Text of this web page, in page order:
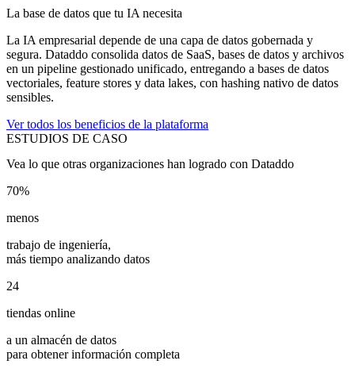
La base de datos que tu IA necesita
La IA empresarial depende de una capa de datos gobernada y
segura. Dataddo consolida datos de SaaS, bases de datos y archivos
en un pipeline gestionado unificado, entregando a bases de datos
vectoriales, feature stores y data lakes, con hashing nativo de datos
sensibles.
Ver todos los beneficios de la plataforma
ESTUDIOS DE CASO
Vea lo que otras organizaciones han logrado con Dataddo
70%
menos
trabajo de ingeniería,
más tiempo analizando datos
24
tiendas online
a un almacén de datos
para obtener información completa